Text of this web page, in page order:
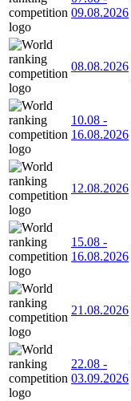
09.08.2026
08.08.2026
10.08 -
16.08.2026
12.08.2026
15.08 -
16.08.2026
21.08.2026
22.08 -
03.09.2026